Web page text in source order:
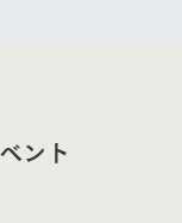
ント